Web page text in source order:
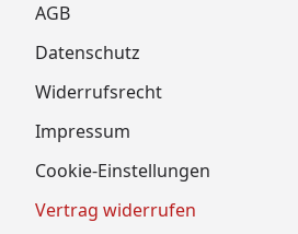
AGB
Datenschutz
Widerrufsrecht
Impressum
Cookie-Einstellungen
Vertrag widerrufen